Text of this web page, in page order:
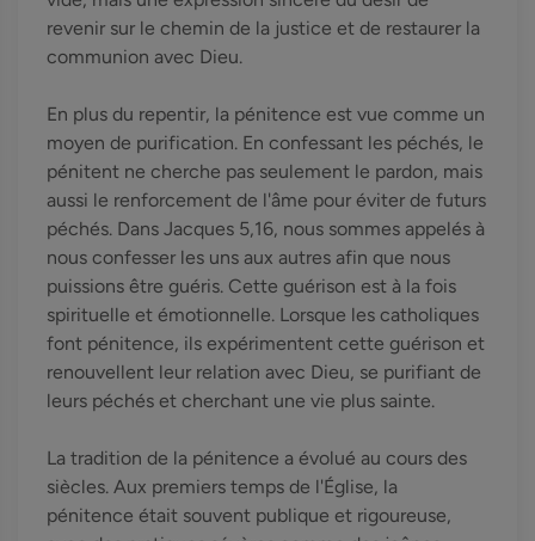
revenir sur le chemin de la justice et de restaurer la
communion avec Dieu.
En plus du repentir, la pénitence est vue comme un
moyen de purification. En confessant les péchés, le
pénitent ne cherche pas seulement le pardon, mais
aussi le renforcement de l'âme pour éviter de futurs
péchés. Dans Jacques 5,16, nous sommes appelés à
nous confesser les uns aux autres afin que nous
puissions être guéris. Cette guérison est à la fois
spirituelle et émotionnelle. Lorsque les catholiques
font pénitence, ils expérimentent cette guérison et
renouvellent leur relation avec Dieu, se purifiant de
leurs péchés et cherchant une vie plus sainte.
La tradition de la pénitence a évolué au cours des
siècles. Aux premiers temps de l'Église, la
pénitence était souvent publique et rigoureuse,